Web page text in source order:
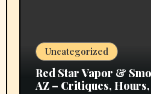
Uncategorized
Red Star Vapor &
AZ – Critiques,